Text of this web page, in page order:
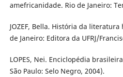
amefricanidade. Rio de Janeiro:
JOZEF, Bella. História da
de Janeiro: Editora da UFRJ/
LOPES, Nei. Enciclopédia
São Paulo: Selo Negro, 2004).